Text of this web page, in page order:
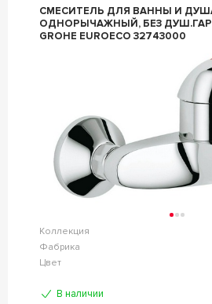
СМЕСИТЕЛЬ ДЛЯ ВАННЫ И
ОДНОРЫЧАЖНЫЙ, БЕЗ
GROHE EUROECO 32743000
Коллекция
Фабрика
Цвет
В наличии